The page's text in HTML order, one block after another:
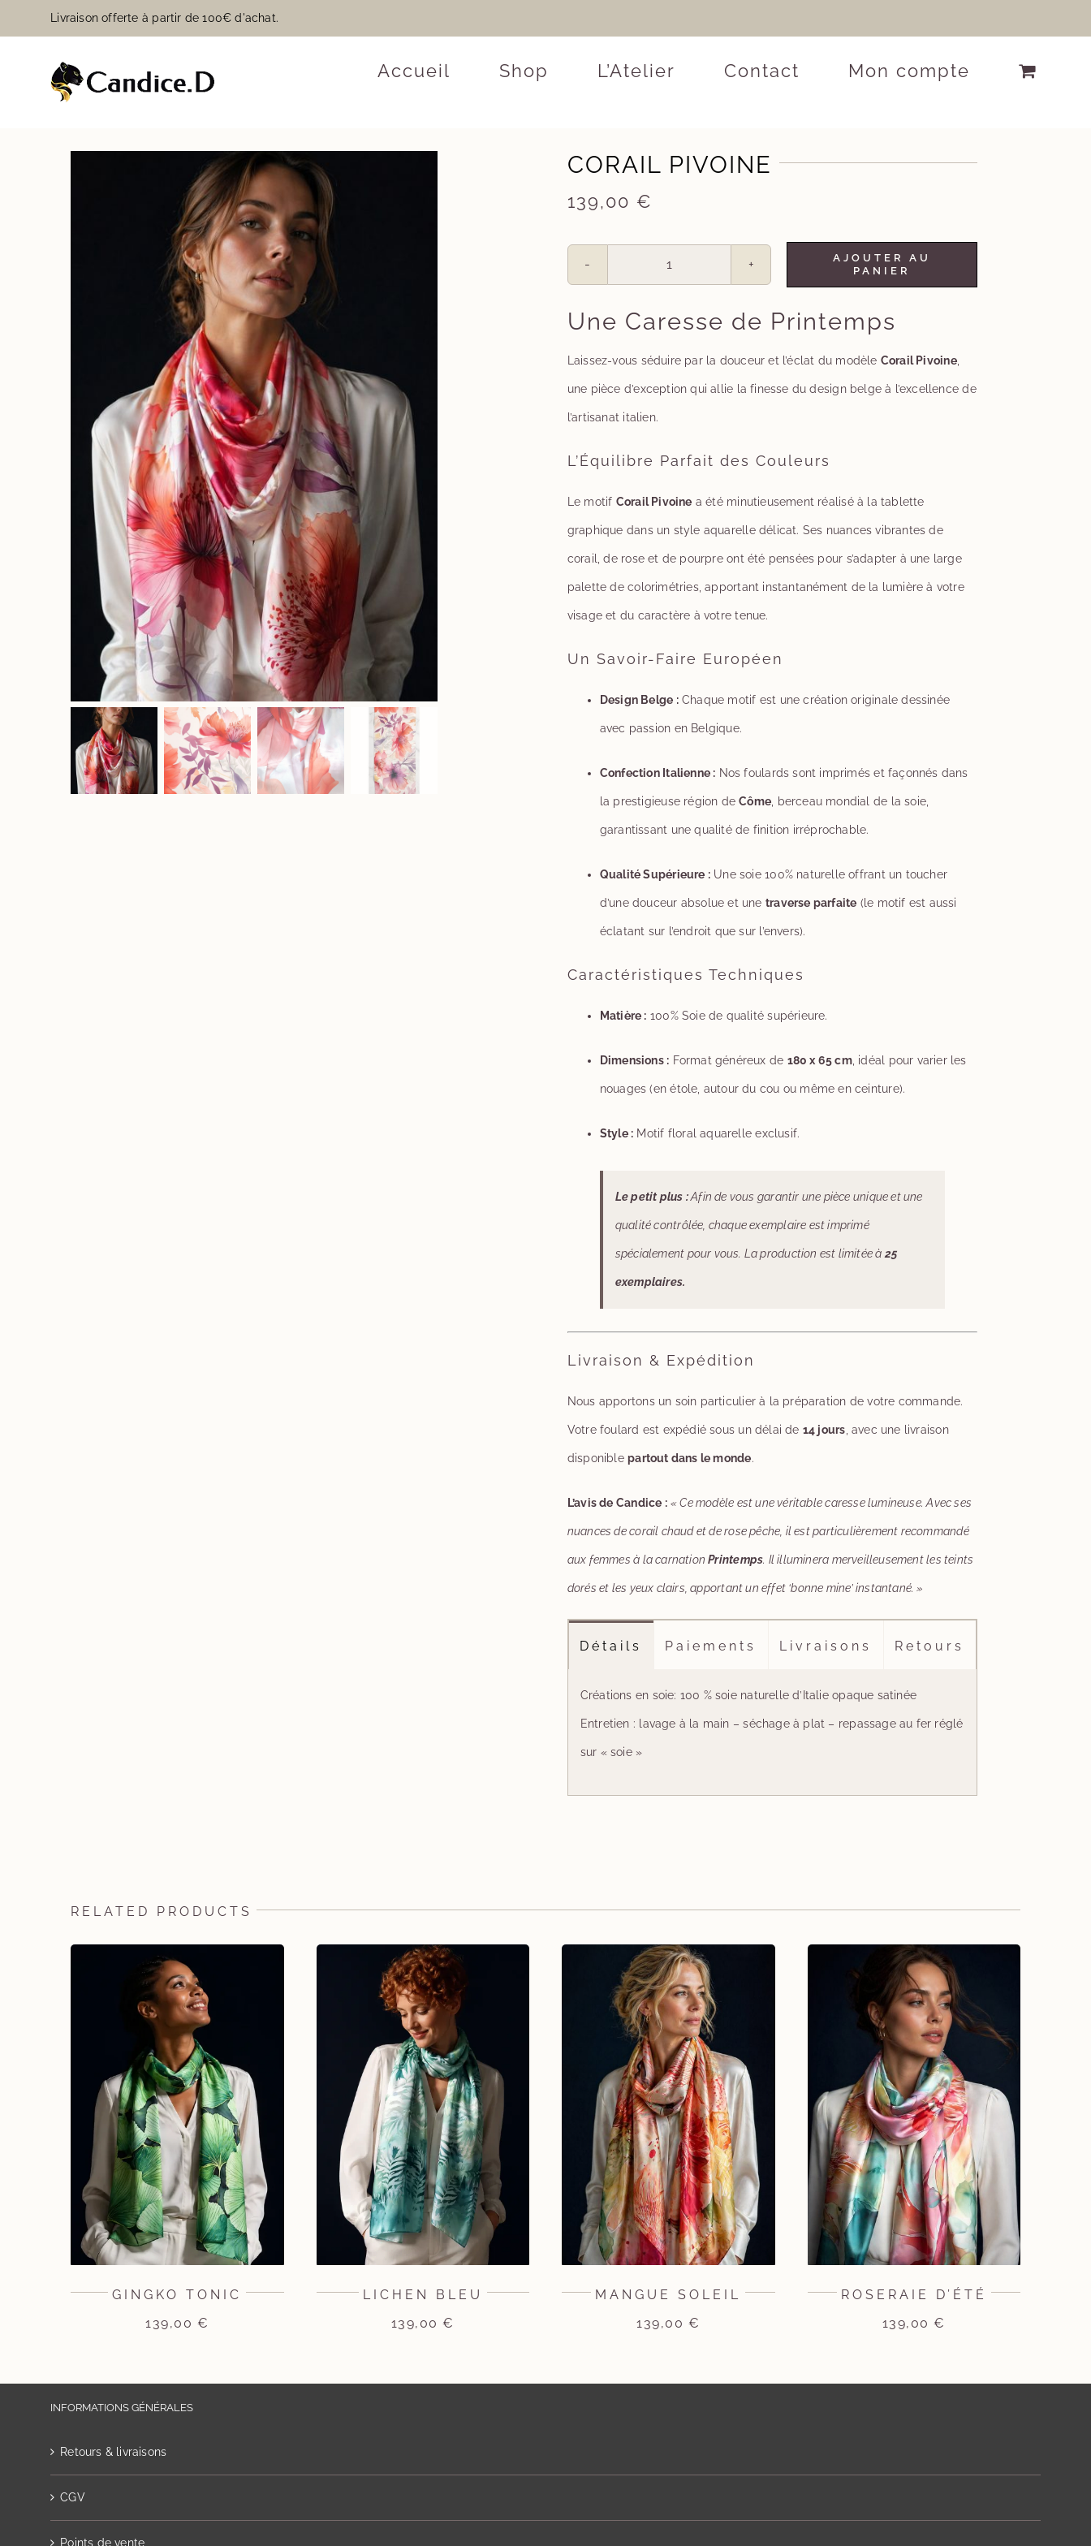
Livraison offerte à partir de 100€ d'achat.
Accueil Shop L’Atelier Contact Mon compte
CORAIL PIVOINE
139,00 €
AJOUTER AU
PANIER
Une Caresse de Printemps
Laissez-vous séduire par la douceur et l’éclat du modèle Corail Pivoine,
une pièce d’exception qui allie la finesse du design belge à l’excellence de
l’artisanat italien.
L’Équilibre Parfait des Couleurs
Le motif Corail Pivoine a été minutieusement réalisé à la tablette
graphique dans un style aquarelle délicat. Ses nuances vibrantes de
corail, de rose et de pourpre ont été pensées pour s’adapter à une large
palette de colorimétries, apportant instantanément de la lumière à votre
visage et du caractère à votre tenue.
Un Savoir-Faire Européen
Design Belge :Chaque motif est une création originale dessinée
avec passion en Belgique.
Confection Italienne : Nos foulards sont imprimés et façonnés dans
la prestigieuse région deCôme, berceau mondial de la soie,
garantissant une qualité de finition irréprochable.
Qualité Supérieure : Une soie 100% naturelle offrant un toucher
d’une douceur absolue et une traverse parfaite (le motif est aussi
éclatant sur l’endroit que sur l’envers).
Caractéristiques Techniques
Matière : 100% Soie de qualité supérieure.
Dimensions : Format généreux de 180 x 65 cm, idéal pour varier les
nouages (en étole, autour du cou ou même en ceinture).
Style : Motif floral aquarelle exclusif.
Le petit plus :Afin de vous garantir une pièce unique et une
qualité contrôlée, chaque exemplaire est imprimé
spécialement pour vous. La production est limitée à25
exemplaires.
Livraison & Expédition
Nous apportons un soin particulier à la préparation de votre commande.
Votre foulard est expédié sous un délai de 14 jours, avec une livraison
disponiblepartout dans le monde.
L’avis de Candice : « Ce modèle est une véritable caresse lumineuse. Avec ses
nuances de corail chaud et de rose pêche, il est particulièrement recommandé
aux femmes à la carnationPrintemps. Il illuminera merveilleusement les teints
dorés et les yeux clairs, apportant un effet ‘bonne mine’ instantané. »
Détails Paiements Livraisons Retours
Créations en soie: 100 % soie naturelle d’Italie opaque satinée
Entretien : lavage à la main – séchage à plat – repassage au fer réglé
sur « soie »
RELATED PRODUCTS
GINGKO TONIC
139,00 €
LICHEN BLEU
139,00€
MANGUE SOLEIL
139,00 €
ROSERAIE D’ÉTÉ
139,00€
INFORMATIONS GÉNÉRALES
Retours & livraisons
CGV
Points de vente